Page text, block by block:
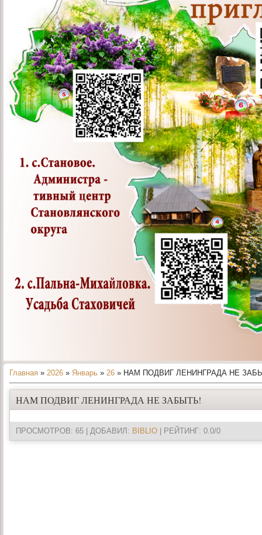
Главная » 2026 » Январь » 26 » НАМ ПОДВИГ ЛЕНИНГРАДА НЕ
НАМ ПОДВИГ ЛЕНИНГРАДА НЕ ЗАБЫТЬ!
ПРОСМОТРОВ: 65 | ДОБАВИЛ: BIBLIO | РЕЙТИНГ: 0.0/0